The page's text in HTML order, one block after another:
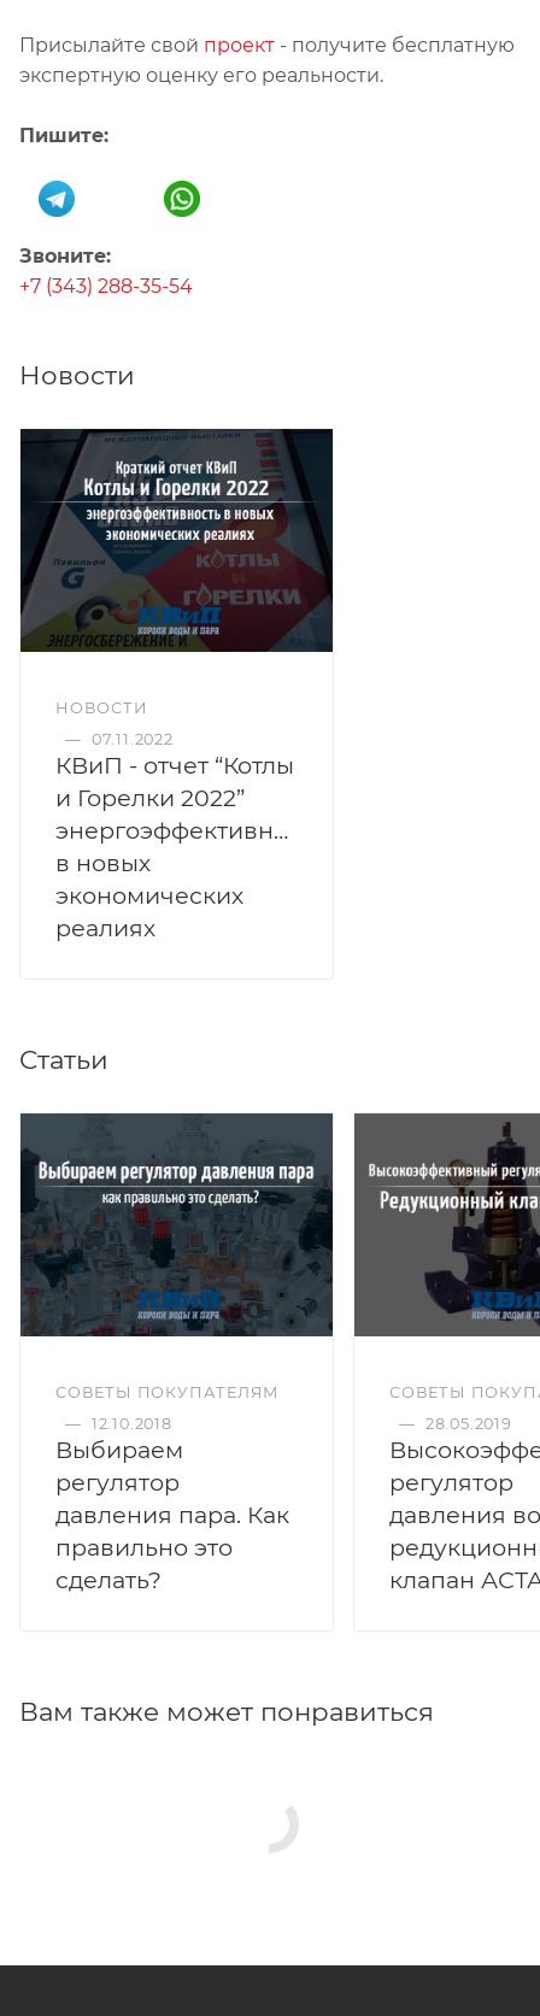
Присылайте свой проект - получите бесплатную
экспертную оценку его реальности.
Пишите:
Звоните:
+7 (343) 288-35-54
Новости
НОВОСТИ
— 07.11.2022
КВиП - отчет “Котлы
и Горелки 2022”
энергоэффективность
в новых
экономических
реалиях
Статьи
СОВЕТЫ ПОКУПАТЕЛЯМ
— 12.10.2018
Выбираем
регулятор
давления пара. Как
правильно это
сделать?
СОВЕТЫ
— 28.05.2019
регулятор
давления
клапан
Вам также может понравиться